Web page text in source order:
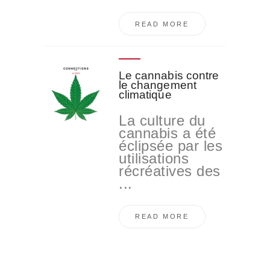
READ MORE
Le cannabis contre
le changement
climatique
La culture du
cannabis a été
éclipsée par les
utilisations
récréatives des
...
READ MORE